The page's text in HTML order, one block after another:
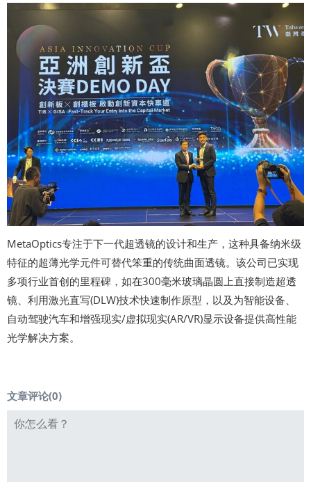
MetaOptics专注于下一代超透镜的设计和生产，这种具备纳米级
特征的超薄光学元件可替代笨重的传统曲面透镜。该公司已实现
多项行业首创的里程碑，如在300毫米玻璃晶圆上直接制造超透
镜、利用激光直写(DLW)技术快速制作原型，以及为智能设备、
自动驾驶汽车和增强现实/虚拟现实(AR/VR)显示设备提供高性能
光学解决方案。
文章评论(0)